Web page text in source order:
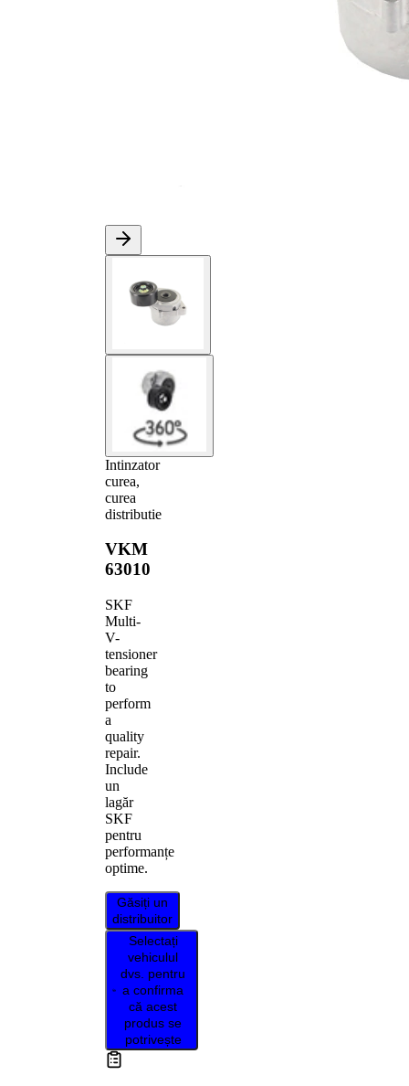
Intinzator
curea,
curea
distributie
VKM
63010
SKF
Multi-
V-
tensioner
bearing
to
perform
a
quality
repair.
Include
un
lagăr
SKF
pentru
performanțe
optime.
Găsiți un
distribuitor
Selectați
vehiculul
dvs. pentru
a confirma
că acest
produs se
potrivește